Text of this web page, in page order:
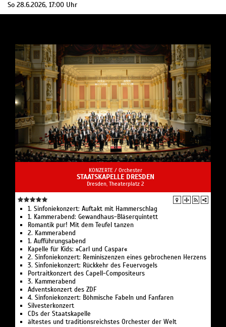
So 28.6.2026, 17:00 Uhr
KONZERTE / Orchester
STAATSKAPELLE DRESDEN
Dresden, Theaterplatz 2
1. Sinfoniekonzert: Auftakt mit Hammerschlag
1. Kammerabend: Gewandhaus-Bläserquintett
Romantik pur! Mit dem Teufel tanzen
2. Kammerabend
1. Aufführungsabend
Kapelle für Kids: »Carl und Caspar«
2. Sinfoniekonzert: Reminiszenzen eines gebrochenen Herzens
3. Sinfoniekonzert: Rückkehr des Feuervogels
Portraitkonzert des Capell-Compositeurs
3. Kammerabend
Adventskonzert des ZDF
4. Sinfoniekonzert: Böhmische Fabeln und Fanfaren
Silvesterkonzert
CDs der Staatskapelle
ältestes und traditionsreichstes Orchester der Welt